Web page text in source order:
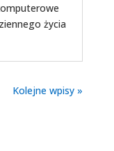
życia
Kolejne wpisy »